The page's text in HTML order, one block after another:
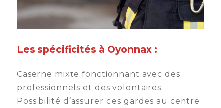
Les spécificités à Oyonnax :
Caserne mixte fonctionnant avec des
professionnels et des volontaires.
Possibilité d’assurer des gardes au centre